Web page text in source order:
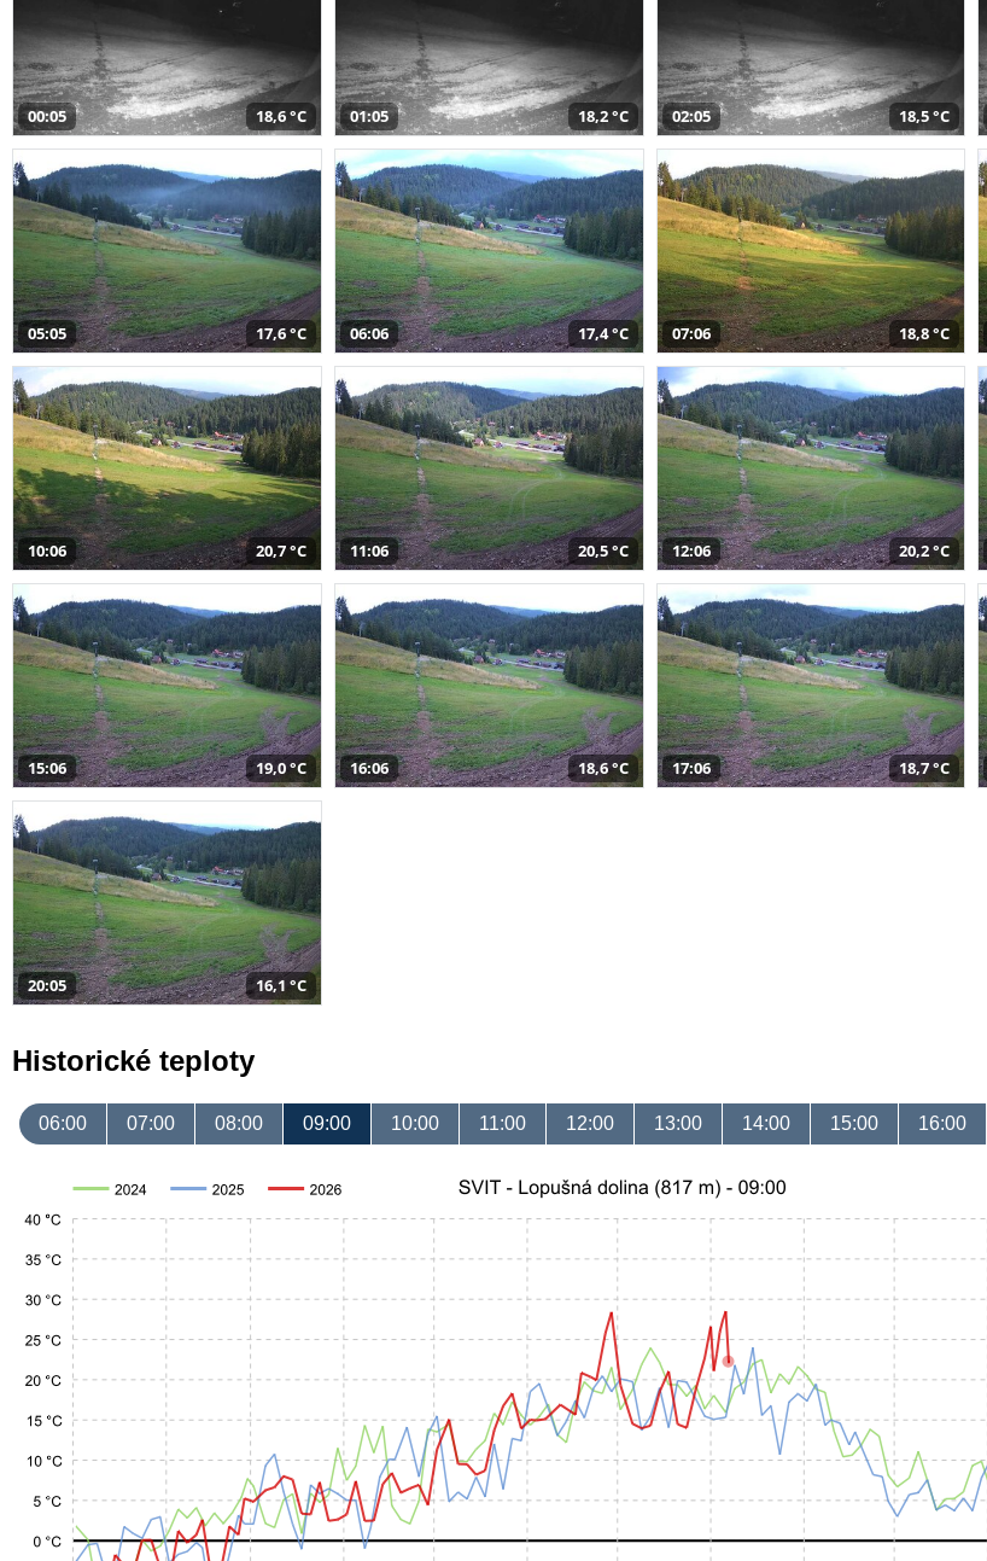
00:05 18,6 °C 01:05 18,2 °C 02:05 18,5 °C
05:05 17,6 °C 06:06 17,4 °C 07:06 18,8 °C
10:06 20,7 °C 11:06 20,5 °C 12:06 20,2 °C
15:06 19,0 °C 16:06 18,6 °C 17:06 18,7 °C
20:05 16,1 °C
Historické teploty
06:00 07:00 08:00 09:00 10:00 11:00 12:00 13:00 14:00 15:00 16:00